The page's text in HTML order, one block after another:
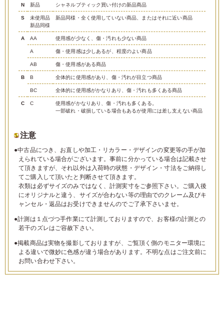
N 新品 シャネルブティック買い付けの新品商品
S
未使用品
新品同様
新品同様・全く使用していない商品、またはそれに近い商品
A AA 使用感が少なく、傷・汚れも少ない商品
A 傷・使用感は少しあるが、程度のよい商品
AB 傷・使用感がある商品
B B 全体的に使用感があり、傷・汚れが目立つ商品
BC 全体的に使用感がかなりあり、傷・汚れも多くある商品
C C
使用感がかなりあり、傷・汚れも多くある。
一部破れ・破損している場合もあるが使用には差し支えない商品
注意
●中古品につき、お直しや加工・リカラー・デザインの変更等の手が加
えられている場合がございます。事前に分かっている場合は記載させ
て頂きますが、それ以外は入荷時の状態・デザイン・寸法をご納得し
てご購入して頂いたと判断させて頂きます。
衣類は必ずサイズのみではなく、計測実寸をご参照下さい。ご購入後
にオリジナルと違う、サイズが合わない等の理由でのクレーム及びキ
ャンセル・返品はお受けできませんのでご了承下さいませ。
●計測は１点づつ手作業にて計測しておりますので、お客様の計測との
若干のズレはご容赦下さい。
●掲載商品は実物を撮影しておりますが、ご覧頂く側のモニター環境に
よる違いで微妙に色感が違う場合があります。不明な点はご注文前に
お問い合わせ下さい。